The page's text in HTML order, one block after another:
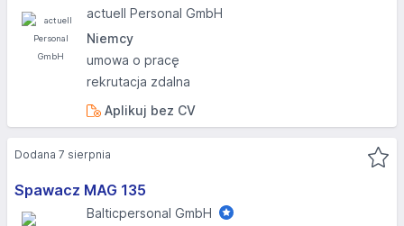
actuell Personal GmbH
Niemcy
umowa o pracę
rekrutacja zdalna
Aplikuj bez CV
Spawacz MAG 135
Balticpersonal GmbH
Dodana 7 sierpnia